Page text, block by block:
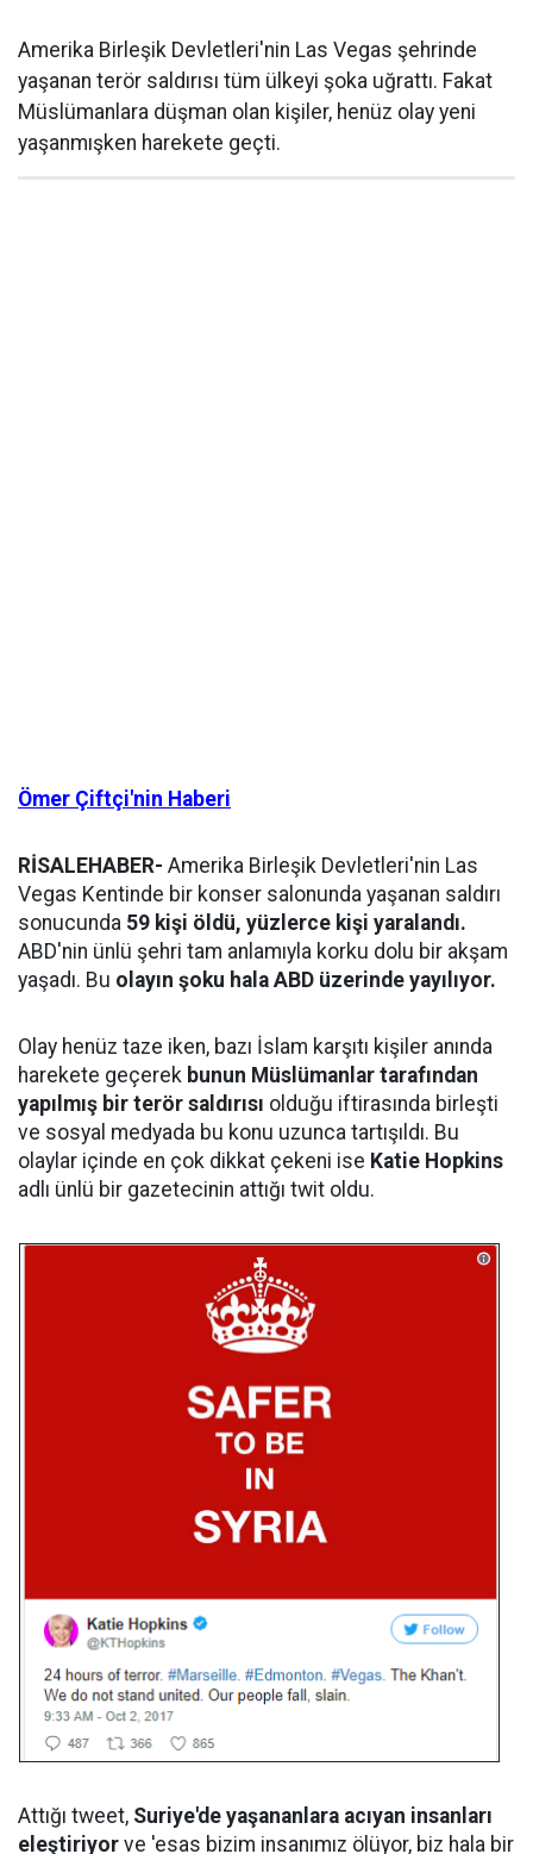
Amerika Birleşik Devletleri'nin Las Vegas şehrinde
yaşanan terör saldırısı tüm ülkeyi şoka uğrattı. Fakat
Müslümanlara düşman olan kişiler, henüz olay yeni
yaşanmışken harekete geçti.
Ömer Çiftçi'nin Haberi
RİSALEHABER- Amerika Birleşik Devletleri'nin Las
Vegas Kentinde bir konser salonunda yaşanan saldırı
sonucunda 59 kişi öldü, yüzlerce kişi yaralandı.
ABD'nin ünlü şehri tam anlamıyla korku dolu bir akşam
yaşadı. Bu olayın şoku hala ABD üzerinde yayılıyor.
Olay henüz taze iken, bazı İslam karşıtı kişiler anında
harekete geçerek bunun Müslümanlar tarafından
yapılmış bir terör saldırısı olduğu iftirasında birleşti
ve sosyal medyada bu konu uzunca tartışıldı. Bu
olaylar içinde en çok dikkat çekeni ise Katie Hopkins
adlı ünlü bir gazetecinin attığı twit oldu.
Attığı tweet, Suriye'de yaşananlara acıyan insanları
eleştiriyor ve 'esas bizim insanımız ölüyor, biz hala bir